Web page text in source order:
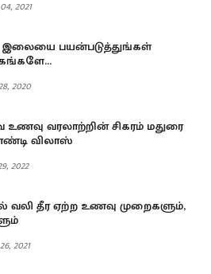
2021
பயன்படுத்துங்கள்
2020
வரலாற்றின் சிகரம் மதுரை
விலாஸ்
2022
வலி தீர ஏற்ற உணவு முறைகளும்,
2021